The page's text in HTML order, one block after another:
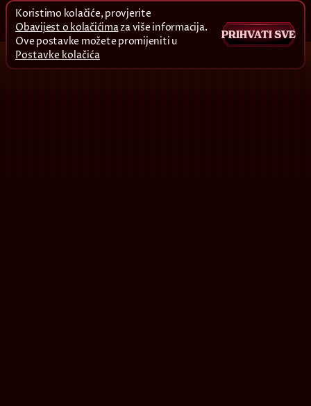
Koristimo kolačiće, provjerite
Obavijest o kolačićimaza više informacija.
Ove postavke možete promijeniti u
Postavke kolačića
PRIHVATI SVE